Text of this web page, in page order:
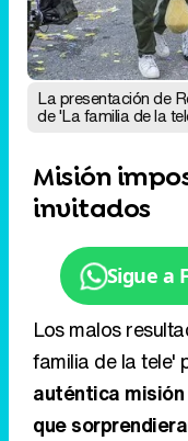
La presentación de
de 'La familia de la
Misión
invitados
Sigue a
Los malos
familia de la tele'
auténtica
que